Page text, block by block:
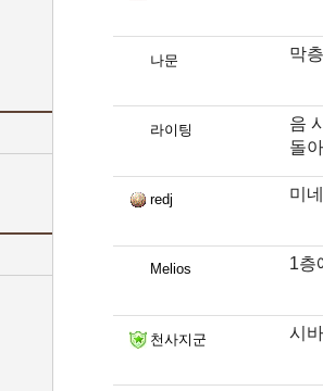
나문 막
라이팅
음
돌
redj 미
Melios 1층
천사지군 시